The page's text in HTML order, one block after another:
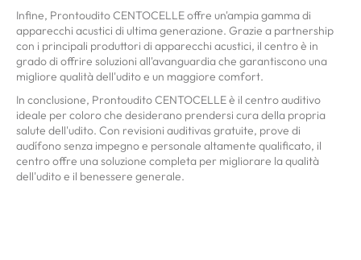
Infine, Prontoudito CENTOCELLE offre un'ampia gamma di
apparecchi acustici di ultima generazione. Grazie a partnership
con i principali produttori di apparecchi acustici, il centro è in
grado di offrire soluzioni all'avanguardia che garantiscono una
migliore qualità dell'udito e un maggiore comfort.
In conclusione, Prontoudito CENTOCELLE è il centro auditivo
ideale per coloro che desiderano prendersi cura della propria
salute dell'udito. Con revisioni auditivas gratuite, prove di
audífono senza impegno e personale altamente qualificato, il
centro offre una soluzione completa per migliorare la qualità
dell'udito e il benessere generale.